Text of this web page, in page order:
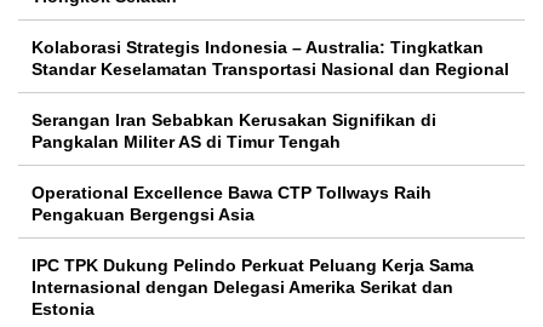
Kolaborasi Strategis Indonesia – Australia: Tingkatkan
Standar Keselamatan Transportasi Nasional dan Regional
Serangan Iran Sebabkan Kerusakan Signifikan di
Pangkalan Militer AS di Timur Tengah
Operational Excellence Bawa CTP Tollways Raih
Pengakuan Bergengsi Asia
IPC TPK Dukung Pelindo Perkuat Peluang Kerja Sama
Internasional dengan Delegasi Amerika Serikat dan
Estonia